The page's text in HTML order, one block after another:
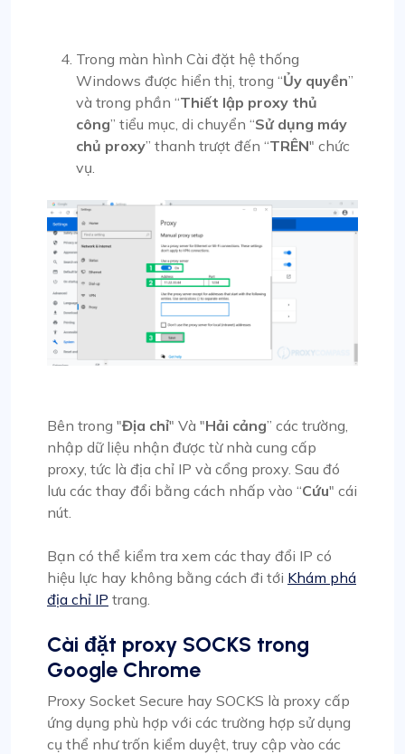
Trong màn hình Cài đặt hệ thống
Windows được hiển thị, trong “Ủy quyền”
và trong phần “Thiết lập proxy thủ
công” tiểu mục, di chuyển “Sử dụng máy
chủ proxy” thanh trượt đến “TRÊN" chức
vụ.
Bên trong "Địa chỉ" Và "Hải cảng” các trường,
nhập dữ liệu nhận được từ nhà cung cấp
proxy, tức là địa chỉ IP và cổng proxy. Sau đó
lưu các thay đổi bằng cách nhấp vào “Cứu" cái
nút.
Bạn có thể kiểm tra xem các thay đổi IP có
hiệu lực hay không bằng cách đi tới Khám phá
địa chỉ IP trang.
Cài đặt proxy SOCKS trong
Google Chrome
Proxy Socket Secure hay SOCKS là proxy cấp
ứng dụng phù hợp với các trường hợp sử dụng
cụ thể như trốn kiểm duyệt, truy cập vào các